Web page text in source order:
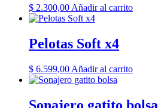
$ 2.300,00 Añadir al carrito
Pelotas Soft x4
$ 6.599,00 Añadir al carrito
Sonajero gatito bolsa